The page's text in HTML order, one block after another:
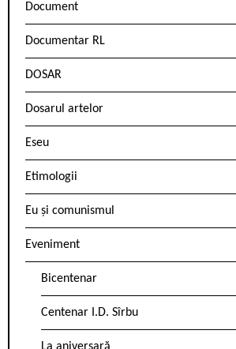
Document
Documentar RL
DOSAR
Dosarul artelor
Eseu
Etimologii
Eu și comunismul
Eveniment
Bicentenar
Centenar I.D. Sîrbu